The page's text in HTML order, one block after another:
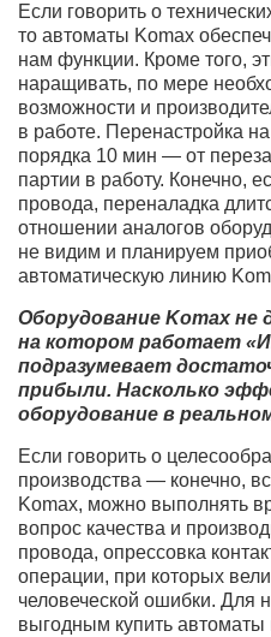
Если говорить о
то автоматы Komax
нам функции. Кроме того,
наращивать, по мере
возможности и
в работе. Перенастройка
порядка 10 мин — от
партии в работу. Конечно,
провода, переналадка
отношении аналогов
не видим и планируем
автоматическую линию
Оборудование Komax не
на котором работает
подразумевает
прибыли. Насколько
оборудование в
Если говорить о
производства — конечно,
Komax, можно выполнять
вопрос качества и
провода, опрессовка
операции, при которых
человеческой ошибки. Для
выгодным купить автоматы